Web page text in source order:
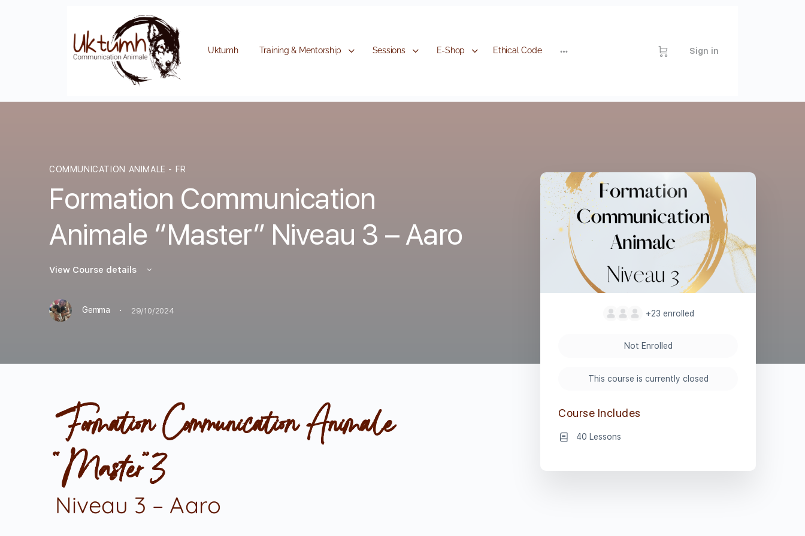
Uktumh Training & Mentorship Sessions E-Shop Ethical Code Sign in
COMMUNICATION ANIMALE - FR
Formation Communication
Animale “Master” Niveau 3 – Aaro
View Course details
Gemma · 29/10/2024
Formation Communication Animale
“Master”3
Niveau 3 – Aaro
+23 enrolled
Not Enrolled
This course is currently closed
Course Includes
40 Lessons